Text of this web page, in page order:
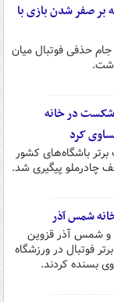
بر صفر شدن بازی با
حذفی فوتبال میان
شکست در خانه
کرد
باشگاه‌های کشور
چادرملو پیگیری شد.
شمس آذر
و شمس آذر قزوین
فوتبال در ورزشگاه
بسنده کردند.